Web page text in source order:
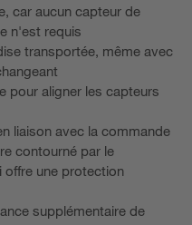
car aucun capteur de
n'est requis
transportée, même avec
pour aligner les capteurs
liaison avec la commande
contourné par le
offre une protection
supplémentaire de